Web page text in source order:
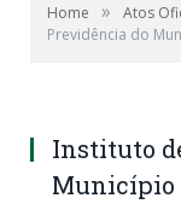
Home » Atos
Previdência do
Instituto
Município